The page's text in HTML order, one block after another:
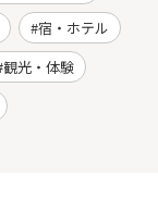
宿・ホテル
観光・体験